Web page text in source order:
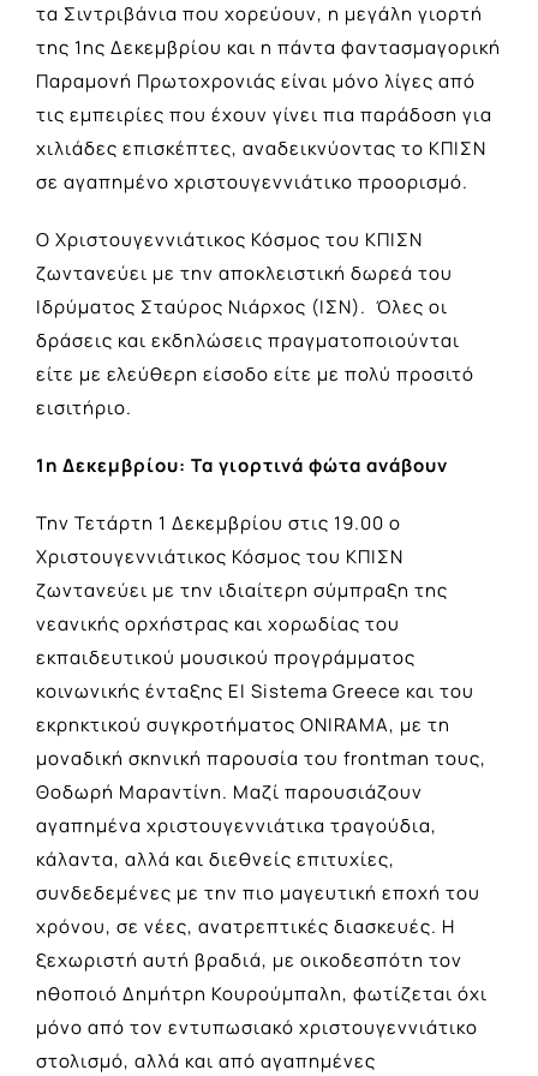
τα Σιντριβάνια που χορεύουν, η μεγάλη γιορτή
της 1ης Δεκεμβρίου και η πάντα φαντασμαγορική
Παραμονή Πρωτοχρονιάς είναι μόνο λίγες από
τις εμπειρίες που έχουν γίνει πια παράδοση για
χιλιάδες επισκέπτες, αναδεικνύοντας το ΚΠΙΣΝ
σε αγαπημένο χριστουγεννιάτικο προορισμό.
Ο Χριστουγεννιάτικος Κόσμος του ΚΠΙΣΝ
ζωντανεύει με την αποκλειστική δωρεά του
Ιδρύματος Σταύρος Νιάρχος (ΙΣΝ). Όλες οι
δράσεις και εκδηλώσεις πραγματοποιούνται
είτε με ελεύθερη είσοδο είτε με πολύ προσιτό
εισιτήριο.
1η Δεκεμβρίου: Τα γιορτινά φώτα ανάβουν
Την Τετάρτη 1 Δεκεμβρίου στις 19.00 ο
Χριστουγεννιάτικος Κόσμος του ΚΠΙΣΝ
ζωντανεύει με την ιδιαίτερη σύμπραξη της
νεανικής ορχήστρας και χορωδίας του
εκπαιδευτικού μουσικού προγράμματος
κοινωνικής ένταξης El Sistema Greece και του
εκρηκτικού συγκροτήματος ONIRAMA, με τη
μοναδική σκηνική παρουσία του frontman τους,
Θοδωρή Μαραντίνη. Μαζί παρουσιάζουν
αγαπημένα χριστουγεννιάτικα τραγούδια,
κάλαντα, αλλά και διεθνείς επιτυχίες,
συνδεδεμένες με την πιο μαγευτική εποχή του
χρόνου, σε νέες, ανατρεπτικές διασκευές. Η
ξεχωριστή αυτή βραδιά, με οικοδεσπότη τον
ηθοποιό Δημήτρη Κουρούμπαλη, φωτίζεται όχι
μόνο από τον εντυπωσιακό χριστουγεννιάτικο
στολισμό, αλλά και από αγαπημένες